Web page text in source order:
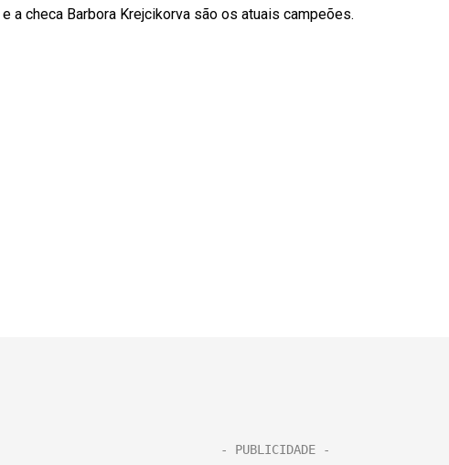
a checa Barbora Krejcikorva são os atuais campeões.